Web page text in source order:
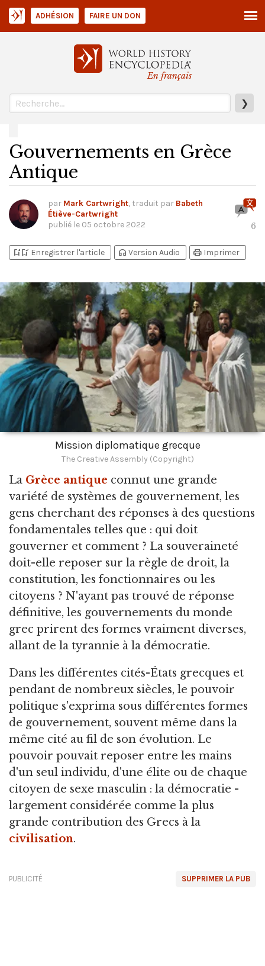
En français
❯
ADHÉSION FAIRE UN DON
Gouvernements en Grèce
Antique
par Mark Cartwright, traduit par Babeth
Étiève-Cartwright
publié le 05 octobre 2022 6
bookmark_addbookmark_added Enregistrer l'article headphones Version Audio print Imprimer
Mission diplomatique grecque
The Creative Assembly (Copyright)
La Grèce antique connut une grande
variété de systèmes de gouvernement, les
gens cherchant des réponses à des questions
fondamentales telles que : qui doit
gouverner et comment ? La souveraineté
doit-elle reposer sur la règle de droit, la
constitution, les fonctionnaires ou les
citoyens ? N'ayant pas trouvé de réponse
définitive, les gouvernements du monde
grec prirent des formes vraiment diverses,
allant de la tyrannie à la démocratie.
Dans les différentes cités-États grecques et
pendant de nombreux siècles, le pouvoir
politique s'exprima sous différentes formes
de gouvernement, souvent même dans la
même cité au fil de son évolution. Le
pouvoir pouvait reposer entre les mains
d'un seul individu, d'une élite ou de chaque
citoyen de sexe masculin : la démocratie -
largement considérée comme la plus
grande contribution des Grecs à la
civilisation.
SUPPRIMER LA PUB
PUBLICITÉ